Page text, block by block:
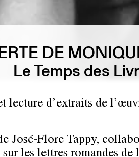
DE
Le Temps des
lecture d’extraits de
José-Flore Tappy,
sur les lettres romandes de